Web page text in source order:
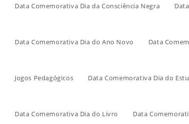
Data Comemorativa Dia da Consciência Negra
Data Comemorativa Dia do Ano Novo Data
Jogos Pedagógicos Data Comemorativa Dia do
Data Comemorativa Dia do Livro Data